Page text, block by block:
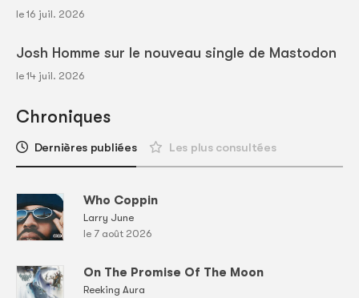
le 16 juil. 2026
Josh Homme sur le nouveau single de Mastodon
le 14 juil. 2026
Chroniques
Dernières publiées Les plus consultées
Who Coppin
Larry June
le 7 août 2026
On The Promise Of The Moon
Reeking Aura